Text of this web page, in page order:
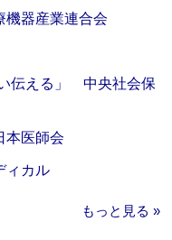
器産業連合会
伝える」 中央社会保
医師会
ィカル
もっと見る »